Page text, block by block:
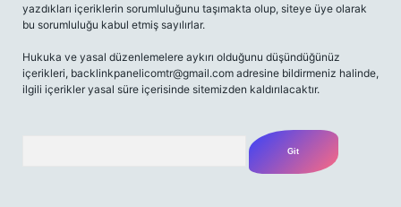
yazdıkları içeriklerin sorumluluğunu taşımakta olup, siteye üye olarak
bu sorumluluğu kabul etmiş sayılırlar.
Hukuka ve yasal düzenlemelere aykırı olduğunu düşündüğünüz
içerikleri, backlinkpanelicomtr@gmail.com adresine bildirmeniz halinde,
ilgili içerikler yasal süre içerisinde sitemizden kaldırılacaktır.